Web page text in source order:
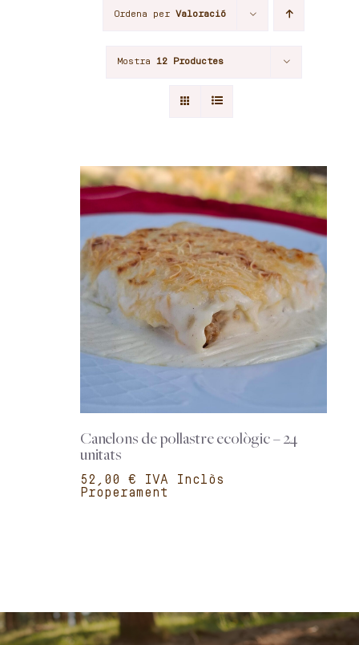
Ordena per Valoració
Mostra 12 Productes
Canelons de pollastre ecològic – 24
unitats
€
Properament